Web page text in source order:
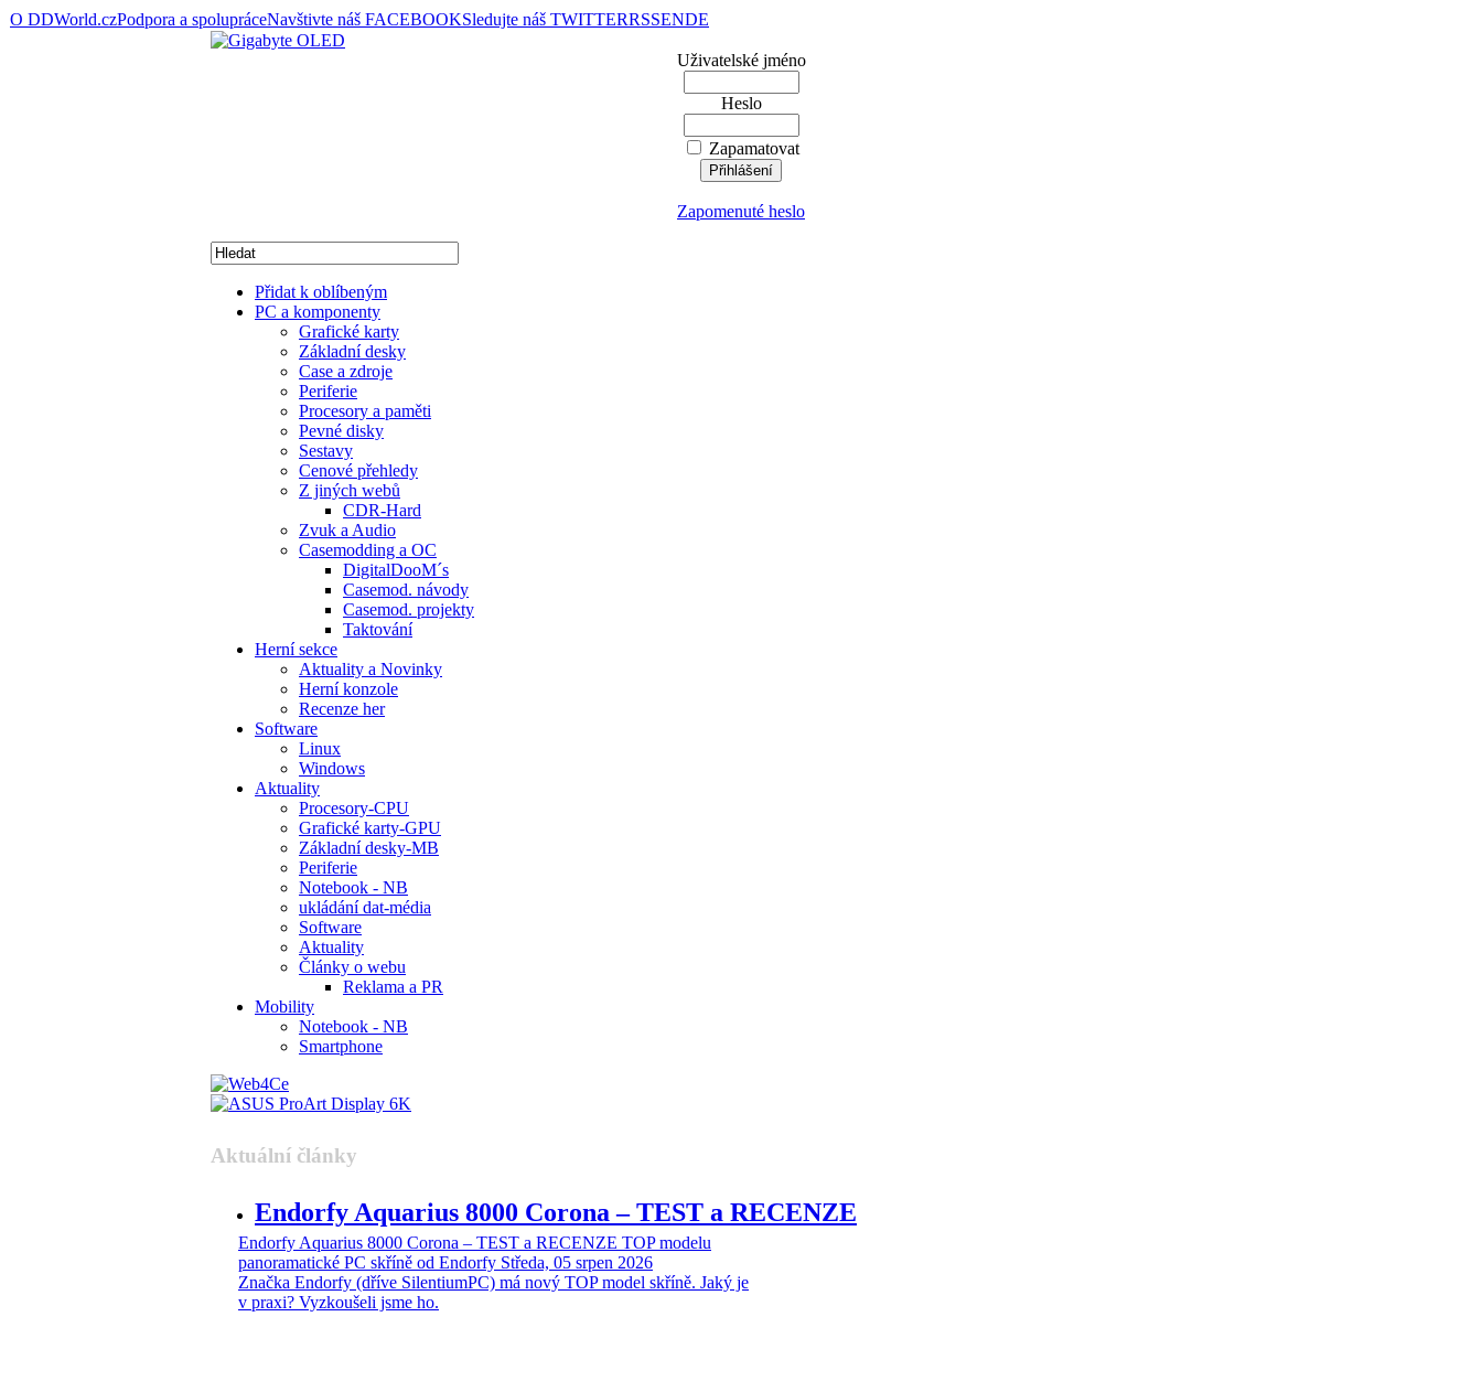
O DDWorld.czPodpora a spolupráceNavštivte náš FACEBOOKSledujte náš TWITTERRSSENDE
Uživatelské jméno
Heslo
Zapamatovat
Zapomenuté heslo
Přidat k oblíbeným
PC a komponenty
Grafické karty
Základní desky
Case a zdroje
Periferie
Procesory a paměti
Pevné disky
Sestavy
Cenové přehledy
Z jiných webů
CDR-Hard
Zvuk a Audio
Casemodding a OC
DigitalDooM´s
Casemod. návody
Casemod. projekty
Taktování
Herní sekce
Aktuality a Novinky
Herní konzole
Recenze her
Software
Linux
Windows
Aktuality
Procesory-CPU
Grafické karty-GPU
Základní desky-MB
Periferie
Notebook - NB
ukládání dat-média
Software
Aktuality
Články o webu
Reklama a PR
Mobility
Notebook - NB
Smartphone
Aktuální články
Endorfy Aquarius 8000 Corona – TEST a RECENZE
Endorfy Aquarius 8000 Corona – TEST a RECENZE TOP modelu
panoramatické PC skříně od Endorfy Středa, 05 srpen 2026
Značka Endorfy (dříve SilentiumPC) má nový TOP model skříně. Jaký je
v praxi? Vyzkoušeli jsme ho.